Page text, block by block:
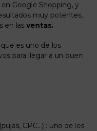
Google Shopping, y
muy potentes,
en lasventas.
es uno de los
para llegar a un buen
CPC…) : uno de los